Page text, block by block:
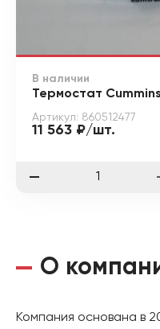
В наличии
Термостат
Артикул: 860512477
11 563 ₽/шт.
О
Компания основана в